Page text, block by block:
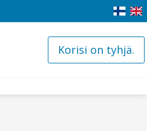
Korisi on tyhjä.